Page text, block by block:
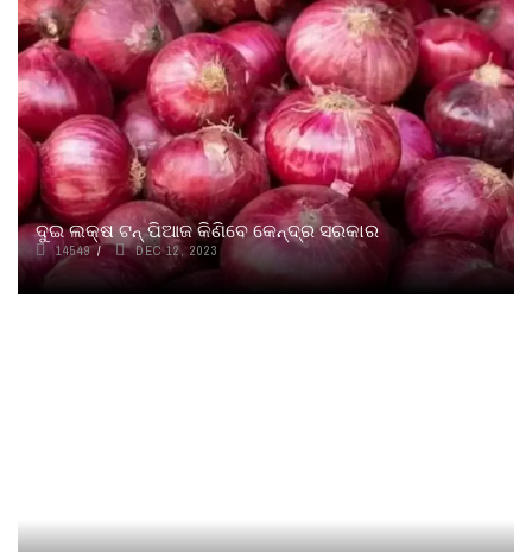
ଦୁଇ ଲକ୍ଷ ଟନ୍‌‌ ପିଆଜ କିଣିବେ କେନ୍ଦ୍ର ସରକାର
14549 DEC 12, 2023